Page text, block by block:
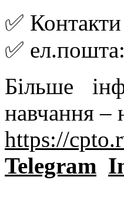
✅
✅ ел.пошта:
Більше
навчання –
https://
Telegram